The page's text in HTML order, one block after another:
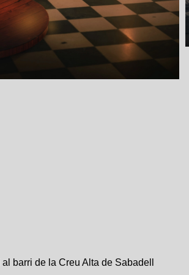
al barri de la Creu Alta de Sabadell